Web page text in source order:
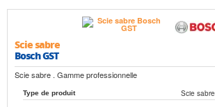
Scie sabre
Bosch GST
Scie sabre . Gamme professionnelle
Type de produit Scie sabre